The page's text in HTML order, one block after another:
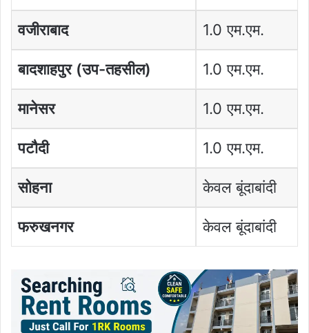
वजीराबाद 1.0 एम.एम.
बादशाहपुर (उप-तहसील) 1.0 एम.एम.
मानेसर 1.0 एम.एम.
पटौदी 1.0 एम.एम.
सोहना केवल बूंदाबांदी
फरुखनगर केवल बूंदाबांदी